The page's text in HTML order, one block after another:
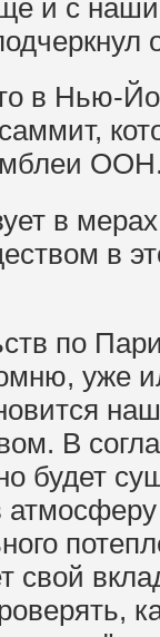
и с
в Нью-
в
в
по
уже
В
будет
свой